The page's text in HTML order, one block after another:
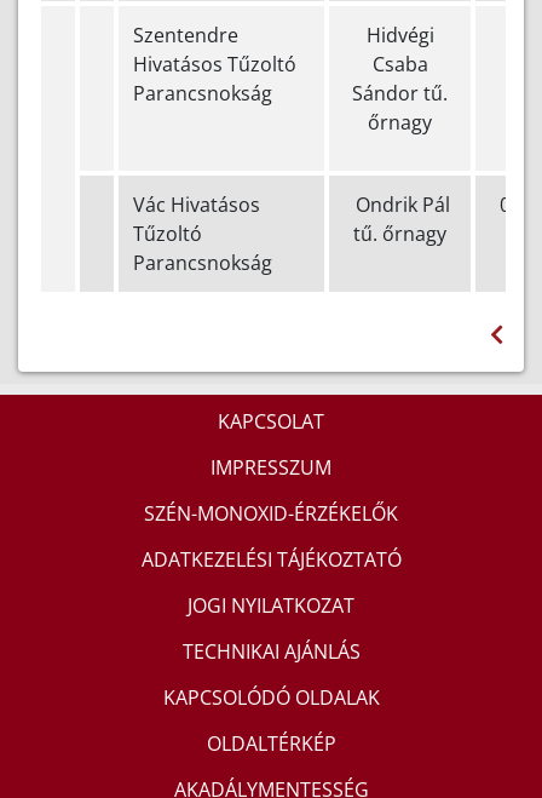
Szentendre
Hivatásos Tűzoltó
Parancsnokság
Hidvégi
Csaba
Sándor tű.
őrnagy
Vác Hivatásos
Tűzoltó
Parancsnokság
Ondrik Pál
tű. őrnagy
KAPCSOLAT
IMPRESSZUM
SZÉN-MONOXID-ÉRZÉKELŐK
ADATKEZELÉSI TÁJÉKOZTATÓ
JOGI NYILATKOZAT
TECHNIKAI AJÁNLÁS
KAPCSOLÓDÓ OLDALAK
OLDALTÉRKÉP
AKADÁLYMENTESSÉG